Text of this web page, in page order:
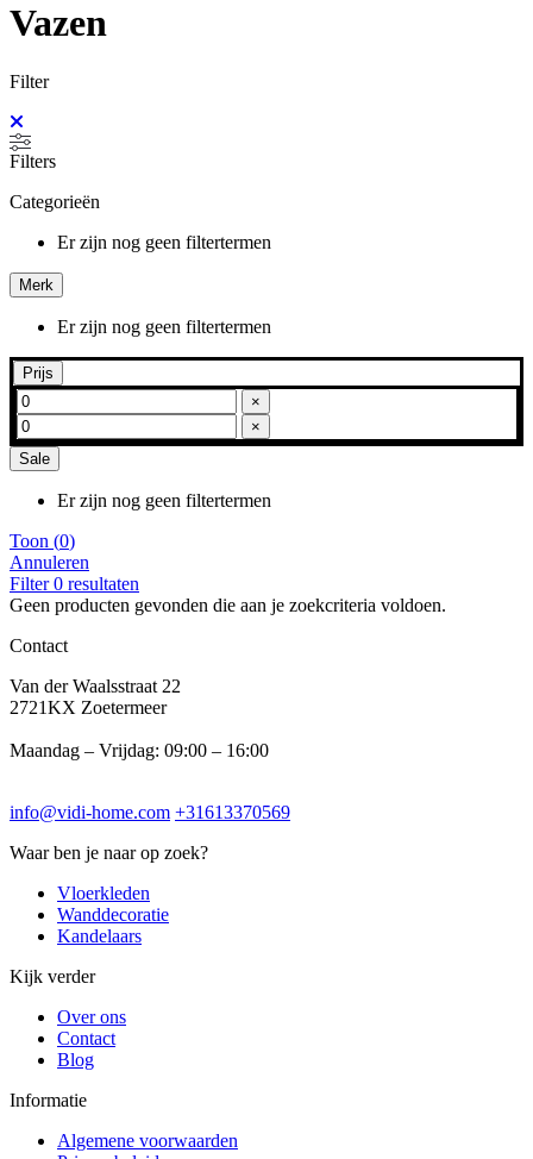
Vazen
Filter
Filters
Categorieën
Er zijn nog geen filtertermen
Merk
Er zijn nog geen filtertermen
Prijs
×
×
Sale
Er zijn nog geen filtertermen
Toon (0)
Annuleren
Filter0 resultaten
Geen producten gevonden die aan je zoekcriteria voldoen.
Contact
Van der Waalsstraat 22
2721KX Zoetermeer
Maandag – Vrijdag: 09:00 – 16:00
info@vidi-home.com +31613370569
Waar ben je naar op zoek?
Vloerkleden
Wanddecoratie
Kandelaars
Kijk verder
Over ons
Contact
Blog
Informatie
Algemene voorwaarden